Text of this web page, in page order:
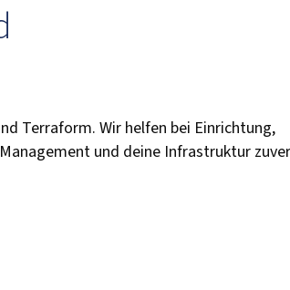
Terraform. Wir helfen bei Einrichtung,
und deine Infrastruktur